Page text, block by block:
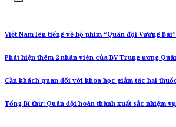
Việt Nam lên tiếng về bộ phim “Quân đội Vương
Phát hiện thêm 2 nhân viên của BV Trung ương
Cần khách quan đối với khoa học giảm tác hại
Tổng Bí thư: Quân đội hoàn thành xuất sắc nhiệm